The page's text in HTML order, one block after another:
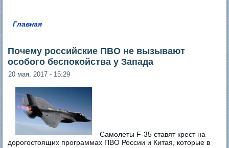
Главная
Почему российские ПВО не вызывают
особого беспокойства у Запада
20 мая, 2017 - 15:29
Самолеты F-35 ставят крест на
дорогостоящих программах ПВО России и Китая, которые в